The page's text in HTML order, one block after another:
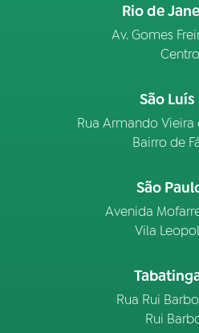
Rio de
Av. Gomes
Centro
São Luís
Rua Armando Vieira
Bairro de
São
Avenida
Vila
Rua Rui
Rui